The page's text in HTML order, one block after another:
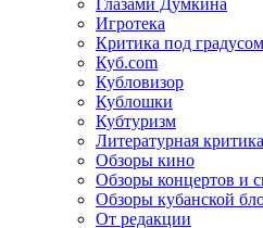
Глазами Думкина
Игротека
Критика под градусом
Куб.com
Кубловизор
Кублошки
Кубтуризм
Литературная критика
Обзоры кино
Обзоры концертов и
Обзоры кубанской
От редакции